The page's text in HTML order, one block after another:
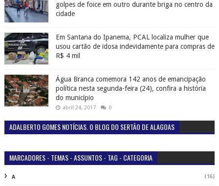
golpes de foice em outro durante briga no centro da
cidade
Em Santana do Ipanema, PCAL localiza mulher que
usou cartão de idosa indevidamente para compras de
R$ 4 mil
Água Branca comemora 142 anos de emancipação
política nesta segunda-feira (24), confira a história
do município
abril 24, 2017 0
ADALBERTO GOMES NOTÍCIAS. O BLOG DO SERTÃO DE ALAGOAS
MARCADORES - TEMAS - ASSUNTOS - TAG - CATEGORIA
A (16)